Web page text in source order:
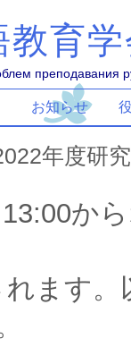
教育
преподавания
お知らせ
年度研
か
ます